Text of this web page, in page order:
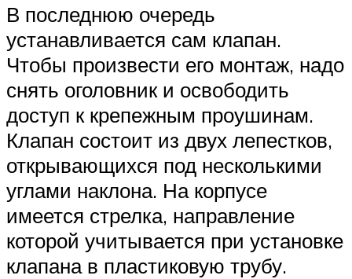
В последнюю очередь
устанавливается сам клапан.
Чтобы произвести его монтаж, надо
снять оголовник и освободить
доступ к крепежным проушинам.
Клапан состоит из двух лепестков,
открывающихся под несколькими
углами наклона. На корпусе
имеется стрелка, направление
которой учитывается при установке
клапана в пластиковую трубу.